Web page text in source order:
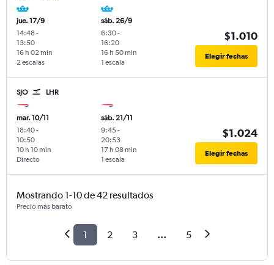
jue. 17/9
14:48-
13:50
2 escalas
16 h 02 min
sáb. 26/9
6:30-
16:20
1 escala
16 h 50 min
$1.010
Elegir fechas
SJO LHR
mar. 10/11
18:40-
10:50
Directo
10 h 10 min
sáb. 21/11
9:45-
20:53
1 escala
17 h 08 min
$1.024
Elegir fechas
Mostrando 1-10 de 42 resultados
Precio más barato
1 2 3 ... 5